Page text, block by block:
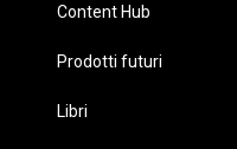
Content Hub
Prodotti futuri
Libri